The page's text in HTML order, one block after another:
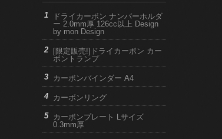
ドライカーボン ナンバーホルダ
ー 2.0mm厚 126cc以上 Design
by mon Design
[限定販売!]ドライカーボン カー
ボントランプ
カーボンバインダー A4
カーボンリング
カーボンプレート Lサイズ
0.3mm厚